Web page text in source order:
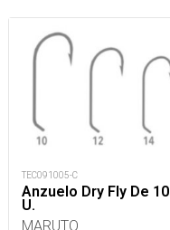
TEC091005-C
Anzuelo Dry Fly De 10
U.
MARUTO